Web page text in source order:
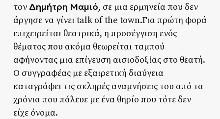
τον Δημήτρη Μαμιό, σε μια ερμηνεία που δεν
άργησε να γίνει talk of the town.Για πρώτη φορά
επιχειρείται θεατρικά, η προσέγγιση ενός
θέματος που ακόμα θεωρείται ταμπού
αφήνοντας μια επίγευση αισιοδοξίας στο θεατή.
Ο συγγραφέας με εξαιρετική διαύγεια
καταγράφει τις σκληρές αναμνήσεις του από τα
χρόνια που πάλευε με ένα θηρίο που τότε δεν
είχε όνομα.